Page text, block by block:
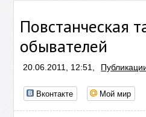
Повстанческая
обывателей
20.06.2011, 12:51,
Вконтакте Мой мир